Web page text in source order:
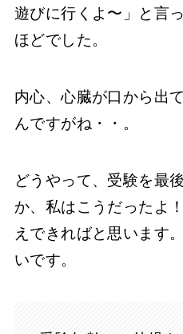
遊びに行くよ〜」と言
ほどでした。
内心、心臓が口から出
んですがね・・。
どうやって、受験を最
か、私はこうだったよ
えできればと思います
いです。